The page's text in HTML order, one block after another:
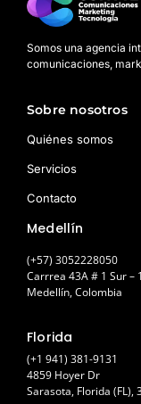
Somos una agencia
comunicaciones,
Sobre nosotros
Quiénes somos
Servicios
Contacto
Medellín
(+57) 3052228050
Carrrea 43A # 1 Sur –
Medellín, Colombia
Florida
(+1 941) 381-9131
4859 Hoyer Dr
Sarasota, Florida (FL),